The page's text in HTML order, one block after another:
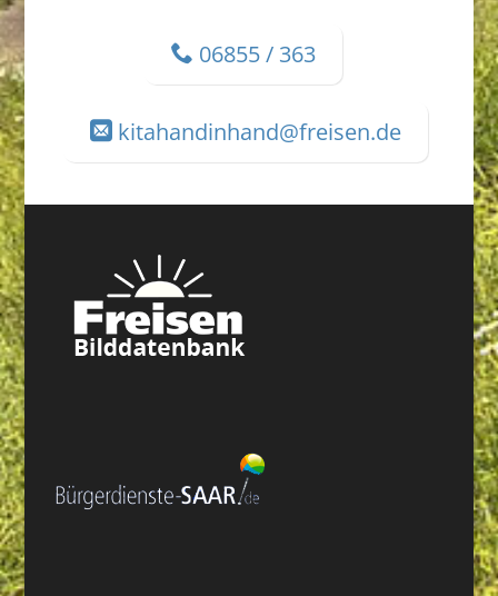
06855 / 363
kitahandinhand@freisen.de